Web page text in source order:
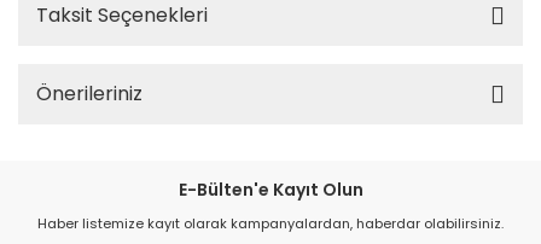
Taksit Seçenekleri
Önerileriniz
E-Bülten'e Kayıt Olun
Haber listemize kayıt olarak kampanyalardan, haberdar olabilirsiniz.